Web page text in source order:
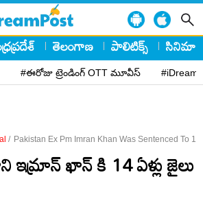
తెలంగాణ పాలిటిక్స్ సినిమా
#ఈరోజు ట్రెండింగ్ OTT మూవీస్
/ Pakistan Ex Pm Imran Khan Was Sentenced To
ఖాన్ కి 14 ఏళ్లు జైలు